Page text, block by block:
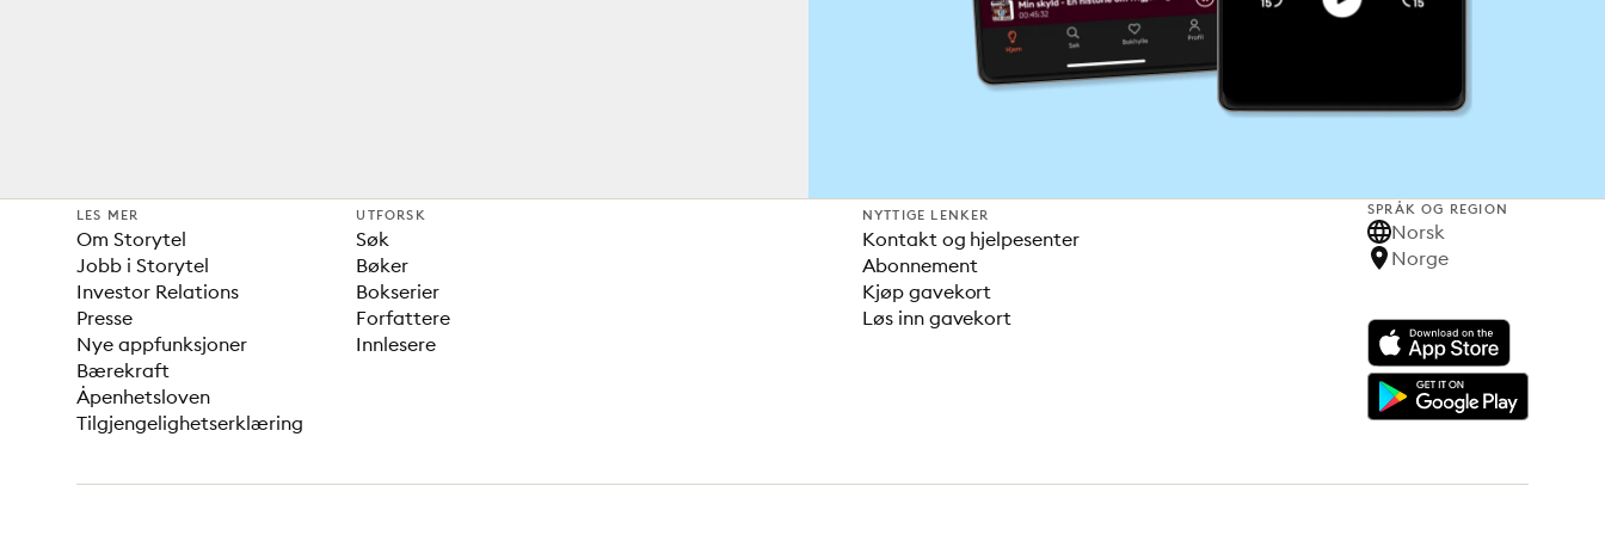
LES MER
Om Storytel
Jobb i Storytel
Investor Relations
Presse
Nye appfunksjoner
Bærekraft
Åpenhetsloven
Tilgjengelighetserklæring
UTFORSK
Søk
Bøker
Bokserier
Forfattere
Innlesere
NYTTIGE LENKER
Kontakt og hjelpesenter
Abonnement
Kjøp gavekort
Løs inn gavekort
SPRÅK OG REGION
Norsk
Norge